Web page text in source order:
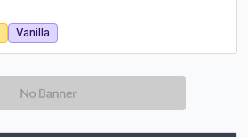
Vanilla